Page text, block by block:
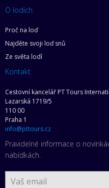
O lodích
Proč na loď
Najděte svoji loď snů
Ze světa lodí
Kontakt
Cestovní kancelář PT Tours
Lazarská 1719/5
110 00
Praha 1
info@pttours.cz
Pravidelné informace o
nabídkách.